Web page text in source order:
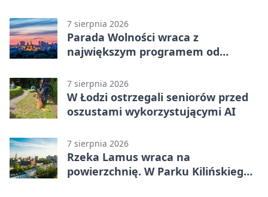
7 sierpnia 2026
Parada Wolności wraca z
największym programem od
platform
7 sierpnia 2026
W Łodzi ostrzegali seniorów przed
oszustami wykorzystującymi AI
7 sierpnia 2026
Rzeka Lamus wraca na
powierzchnię. W Parku Kilińskiego